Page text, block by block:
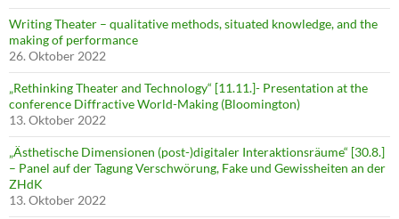
Writing Theater – qualitative methods, situated knowledge, and the
making of performance
26. Oktober 2022
„Rethinking Theater and Technology“ [11.11.]- Presentation at the
conference Diffractive World-Making (Bloomington)
13. Oktober 2022
„Ästhetische Dimensionen (post-)digitaler Interaktionsräume“ [30.8.]
– Panel auf der Tagung Verschwörung, Fake und Gewissheiten an der
ZHdK
13. Oktober 2022